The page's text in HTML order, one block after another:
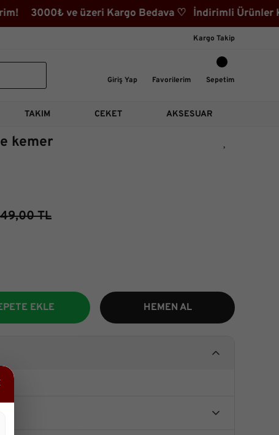
ve üzeri Kargo Bedava ♡ İndirimli
Kargo Takip
Giriş Yap Favorilerim Sepetim
TAKIM CEKET AKSESUAR
kemer
TL
EKLE HEMEN AL